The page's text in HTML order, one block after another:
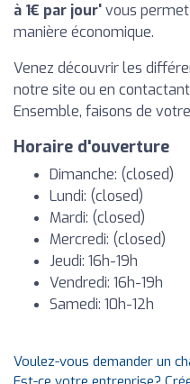
à 1€ par jour'vous
manière économique.
Venez découvrir les
notre site ou en
Ensemble, faisons de
Horaire d'ouverture
Dimanche: (closed)
Lundi: (closed)
Mardi: (closed)
Mercredi: (closed)
Jeudi: 16h-19h
Vendredi: 16h-19h
Samedi: 10h-12h
Voulez-vous demander un